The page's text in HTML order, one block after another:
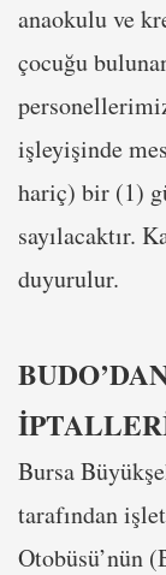
anaokulu ve
çocuğu
işleyişinde
hariç) bir (1)
sayılacaktır.
duyurulur.
Bursa
tarafından
Otobüsü’nün